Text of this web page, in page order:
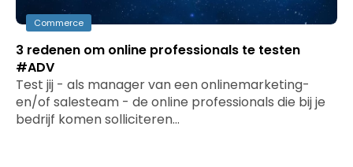
Commerce
3 redenen om online professionals te testen
#ADV
Test jij - als manager van een onlinemarketing-
en/of salesteam - de online professionals die bij je
bedrijf komen solliciteren…